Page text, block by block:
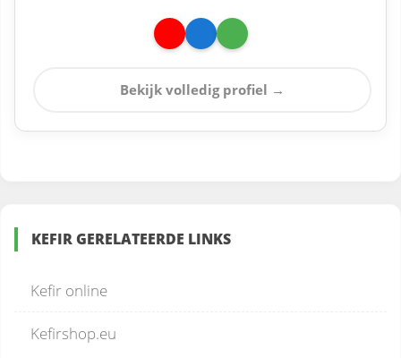
Bekijk volledig profiel →
KEFIR GERELATEERDE LINKS
Kefir online
Kefirshop.eu